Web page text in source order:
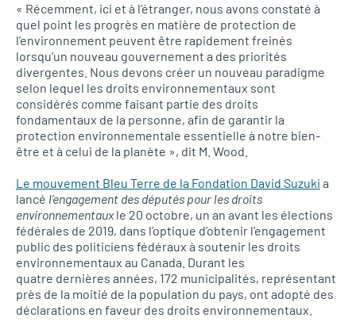
« Récemment, ici et à l’étranger, nous avons constaté à
quel point les progrès en matière de protection de
l’environnement peuvent être rapidement freinés
lorsqu’un nouveau gouvernement a des priorités
divergentes. Nous devons créer un nouveau paradigme
selon lequel les droits environnementaux sont
considérés comme faisant partie des droits
fondamentaux de la personne, afin de garantir la
protection environnementale essentielle à notre bien-
être et à celui de la planète », dit M. Wood.
Le mouvement Bleu Terre de la Fondation David Suzuki a
lancé l’engagement des députés pour les droits
environnementauxle 20 octobre, un an avant les élections
fédérales de 2019, dans l’optique d’obtenir l’engagement
public des politiciens fédéraux à soutenir les droits
environnementaux au Canada. Durant les
quatre dernières années, 172 municipalités, représentant
près de la moitié de la population du pays, ont adopté des
déclarations en faveur des droits environnementaux.